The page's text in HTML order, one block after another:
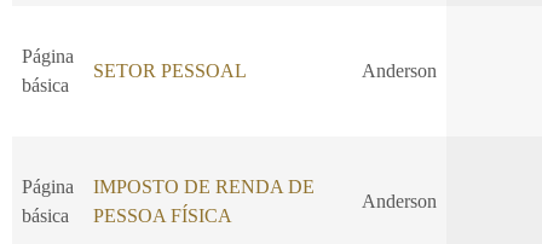
Página
básica
SETOR PESSOAL Anderson
Página
básica
IMPOSTO DE RENDA DE
PESSOA FÍSICA
Anderson